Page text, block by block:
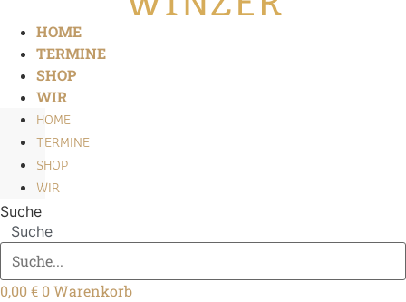
HOME
TERMINE
SHOP
WIR
HOME
TERMINE
SHOP
WIR
Suche
Suche
0,00€ 0Warenkorb